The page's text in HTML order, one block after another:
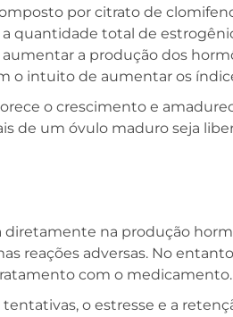
por citrato de
quantidade total de
a produção dos
o intuito de aumentar os
o crescimento e
de um óvulo maduro seja
na produção
reações adversas. No
com o medicamento.
o estresse e a